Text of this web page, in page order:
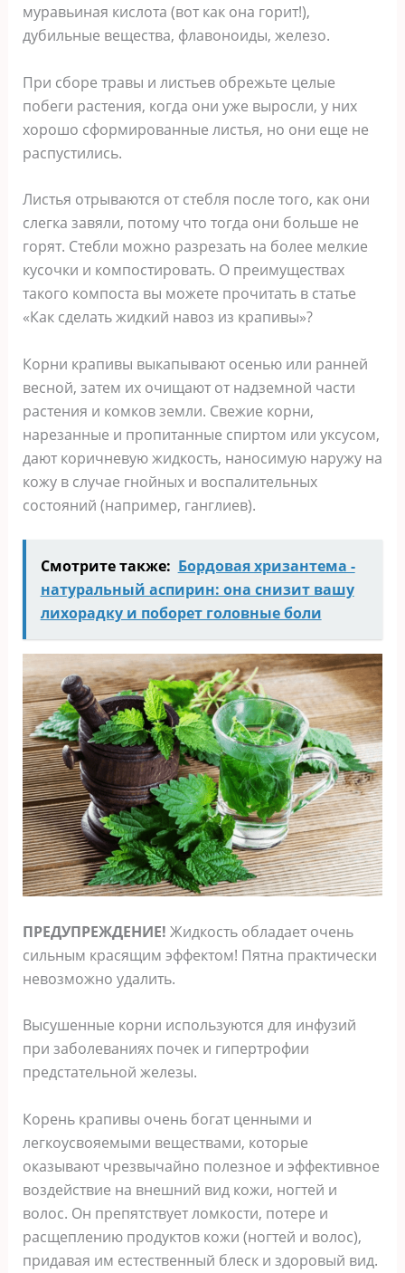
муравьиная кислота (вот как она горит!),
дубильные вещества, флавоноиды, железо.
При сборе травы и листьев обрежьте целые
побеги растения, когда они уже выросли, у них
хорошо сформированные листья, но они еще не
распустились.
Листья отрываются от стебля после того, как они
слегка завяли, потому что тогда они больше не
горят. Стебли можно разрезать на более мелкие
кусочки и компостировать. О преимуществах
такого компоста вы можете прочитать в статье
«Как сделать жидкий навоз из крапивы»?
Корни крапивы выкапывают осенью или ранней
весной, затем их очищают от надземной части
растения и комков земли. Свежие корни,
нарезанные и пропитанные спиртом или уксусом,
дают коричневую жидкость, наносимую наружу на
кожу в случае гнойных и воспалительных
состояний (например, ганглиев).
Смотрите также: Бордовая хризантема -
натуральный аспирин: она снизит вашу
лихорадку и поборет головные боли
ПРЕДУПРЕЖДЕНИЕ! Жидкость обладает очень
сильным красящим эффектом! Пятна практически
невозможно удалить.
Высушенные корни используются для инфузий
при заболеваниях почек и гипертрофии
предстательной железы.
Корень крапивы очень богат ценными и
легкоусвояемыми веществами, которые
оказывают чрезвычайно полезное и эффективное
воздействие на внешний вид кожи, ногтей и
волос. Он препятствует ломкости, потере и
расщеплению продуктов кожи (ногтей и волос),
придавая им естественный блеск и здоровый вид.